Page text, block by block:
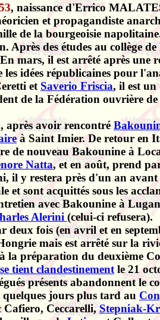
, naissance d'Errico
et propagandiste
de la bourgeoisie
Après des études au collège
mars, il est arrêté après
les idées républicaines pour
et Saverio Friscia, il est un
de la Fédération ouvrière
après avoir rencontré
à Saint Imier. De retour en
de nouveau Bakounine à
Natta, et en août, prend
il y restera près d'un an
et sont acquittés sous les
avec Bakounine à
Alerini (celui-ci refusera).
deux fois (en avril et en
mais est arrêté sur la
la préparation du deuxième
tient clandestinement le 21
présents abandonnent le
quelques jours plus tard au
Cafiero, Ceccarelli,Stepniak-